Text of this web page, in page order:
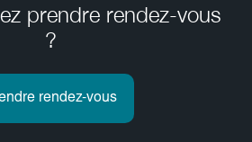
prendre rendez-vous
?
rendez-vous